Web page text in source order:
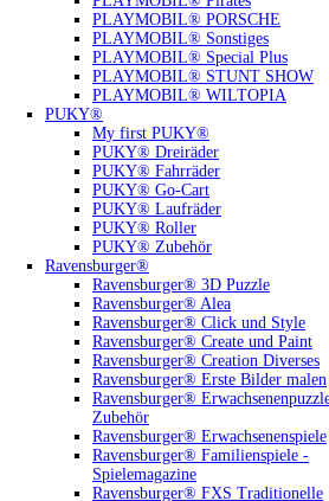
PLAYMOBIL® PORSCHE
PLAYMOBIL® Sonstiges
PLAYMOBIL® Special Plus
PLAYMOBIL® STUNT SHOW
PLAYMOBIL® WILTOPIA
PUKY®
My first PUKY®
PUKY® Dreiräder
PUKY® Fahrräder
PUKY® Go-Cart
PUKY® Laufräder
PUKY® Roller
PUKY® Zubehör
Ravensburger®
Ravensburger® 3D Puzzle
Ravensburger® Alea
Ravensburger® Click und Style
Ravensburger® Create und Paint
Ravensburger® Creation Diverses
Ravensburger® Erste Bilder malen
Ravensburger®
Zubehör
Ravensburger® Erwachsenenspiele
Ravensburger® Familienspiele -
Spielemagazine
Ravensburger® FXS Traditionelle